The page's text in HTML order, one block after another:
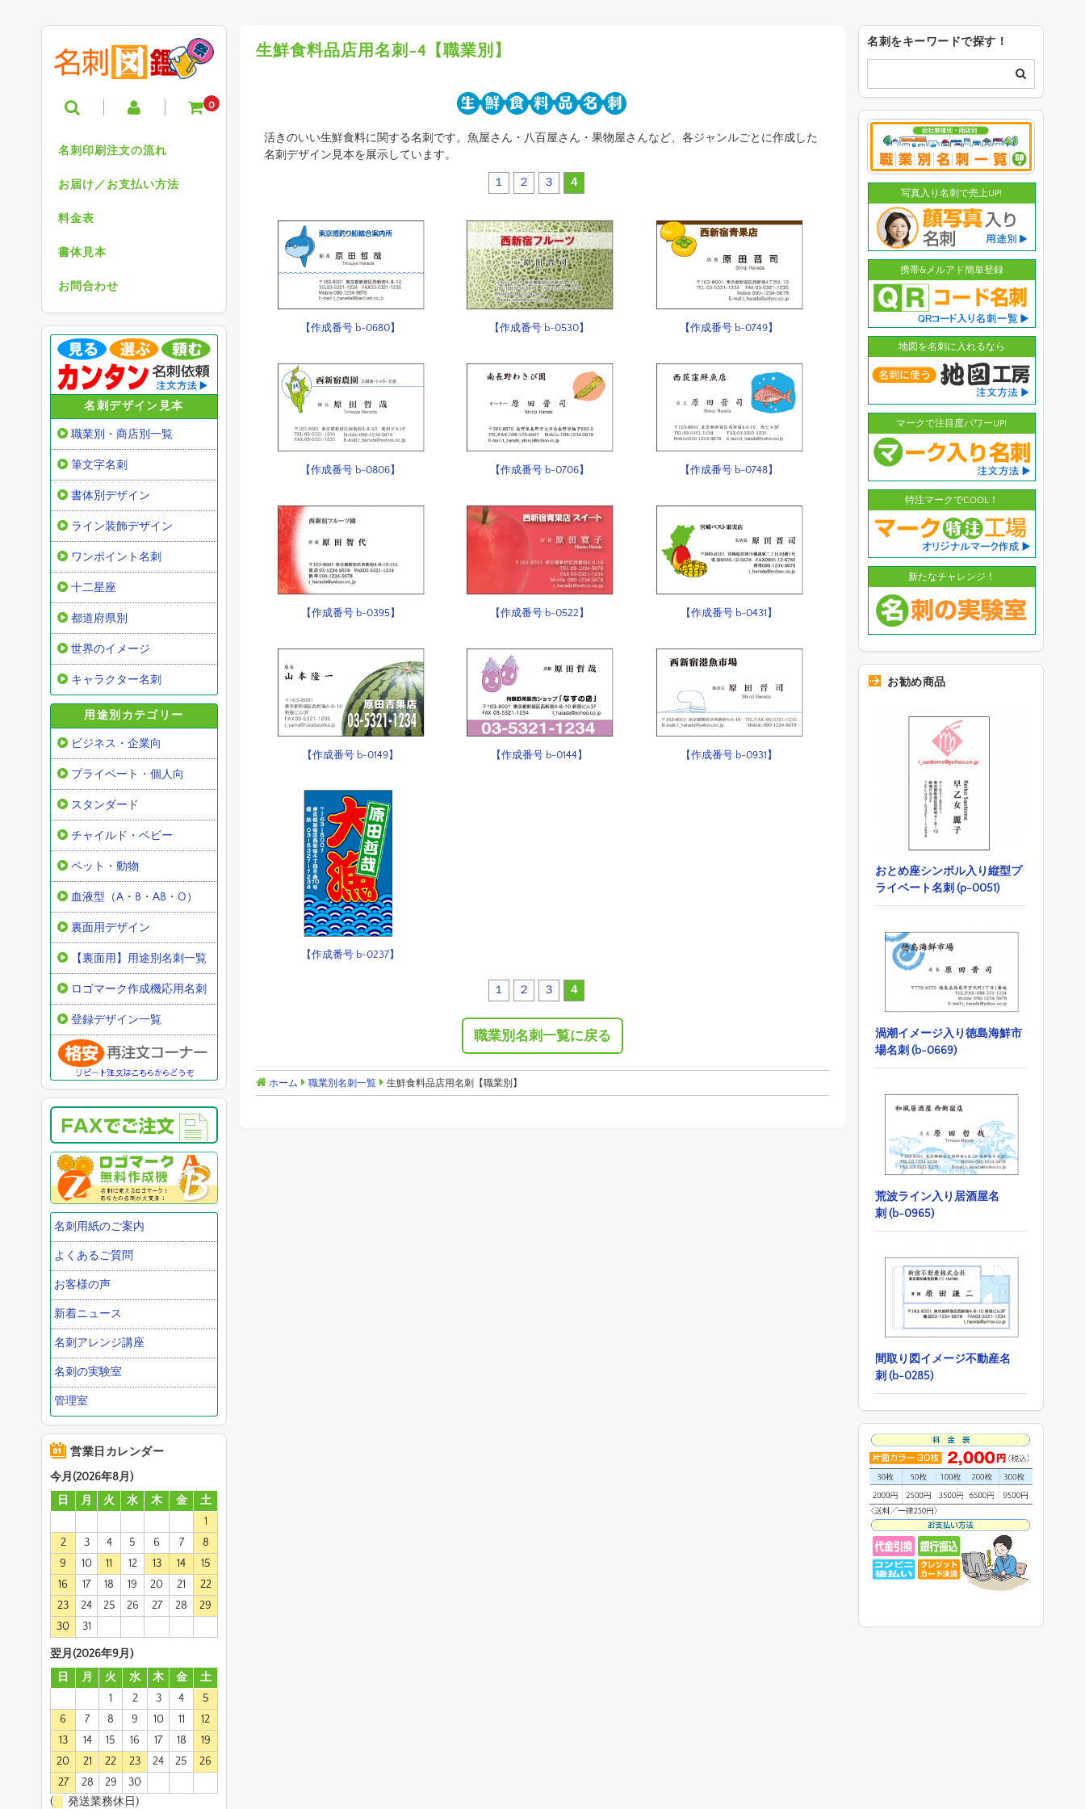
0
名刺印刷注文の流れ
お届け／お支払い方法
料金表
書体見本
お問合わせ
生鮮食料品店用名刺-4【職業別】
活きのいい生鮮食料に関する名刺です。魚屋さん・八百屋さん・果物屋さんなど、各ジャンルごとに作成した
名刺デザイン見本を展示しています。
１ ２ ３ ４
【作成番号 b-0680】 【作成番号 b-0530】 【作成番号 b-0749】
【作成番号 b-0806】 【作成番号 b-0706】 【作成番号 b-0748】
【作成番号 b-0395】 【作成番号 b-0522】 【作成番号 b-0431】
【作成番号 b-0149】 【作成番号 b-0144】 【作成番号 b-0931】
【作成番号 b-0237】
１ ２ ３ ４
職業別名刺一覧に戻る
ホーム 職業別名刺一覧 生鮮食料品店用名刺【職業別】
名刺をキーワードで探す！
写真入り名刺で売上UP!
携帯&メルアド簡単登録
地図を名刺に入れるなら
マークで注目度パワーUP!
特注マークでCOOL！
新たなチャレンジ！
お勧め商品
おとめ座シンボル入り縦型プ
ライベート名刺 (p-0051)
渦潮イメージ入り徳島海鮮市
場名刺 (b-0669)
荒波ライン入り居酒屋名
刺 (b-0965)
間取り図イメージ不動産名
刺 (b-0285)
名刺デザイン見本
職業別・商店別一覧
筆文字名刺
書体別デザイン
ライン装飾デザイン
ワンポイント名刺
十二星座
都道府県別
世界のイメージ
キャラクター名刺
用途別カテゴリー
ビジネス・企業向
プライベート・個人向
スタンダード
チャイルド・ベビー
ペット・動物
血液型（A・B・AB・O）
裏面用デザイン
【裏面用】用途別名刺一覧
ロゴマーク作成機応用名刺
登録デザイン一覧
名刺用紙のご案内
よくあるご質問
お客様の声
新着ニュース
名刺アレンジ講座
名刺の実験室
管理室
営業日カレンダー
今月(2026年8月)
日
月 火 水 木 金
土
1
2
3 4 5 6 7
8
9
10 11 12 13 14
15
16
17 18 19 20 21
22
23
24 25 26 27 28
29
30
31
翌月(2026年9月)
日
月 火 水 木 金
土
1
2 3 4
5
6
7 8 9 10 11
12
13
14 15 16 17 18
19
20
21 22 23 24 25
26
27
28 29
30
(
発送業務休日)